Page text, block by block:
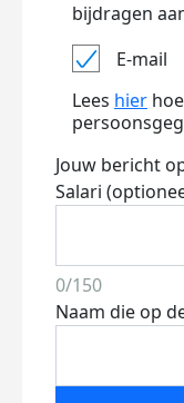
bijdragen
E-mail
Lees hier
Jouw bericht
Salari
0/150
Naam die op